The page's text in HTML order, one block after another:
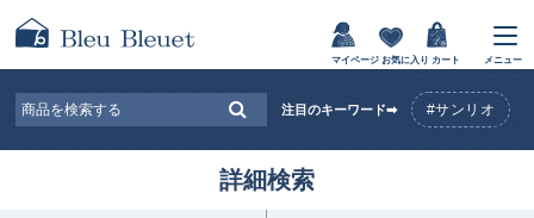
マイページ お気に入り カート メニュー
注目のキーワード➡ #サンリオ
詳細検索